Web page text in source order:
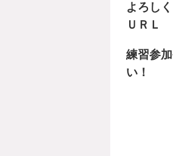
よろし
ＵＲＬ
練習参
い！